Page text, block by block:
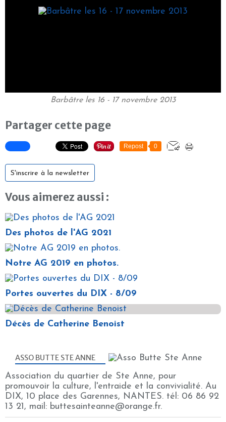
Barbâtre les 16 - 17 novembre 2013
Partager cette page
Repost 0
S'inscrire à la newsletter
Vous aimerez aussi :
Des photos de l'AG 2021
Notre AG 2019 en photos.
Portes ouvertes du DIX - 8/09
Décès de Catherine Benoist
ASSO BUTTE STE ANNE
Association du quartier de Ste Anne, pour
promouvoir la culture, l'entraide et la convivialité. Au
DIX, 10 place des Garennes, NANTES. tél: 06 86 92
13 21, mail: buttesainteanne@orange.fr.